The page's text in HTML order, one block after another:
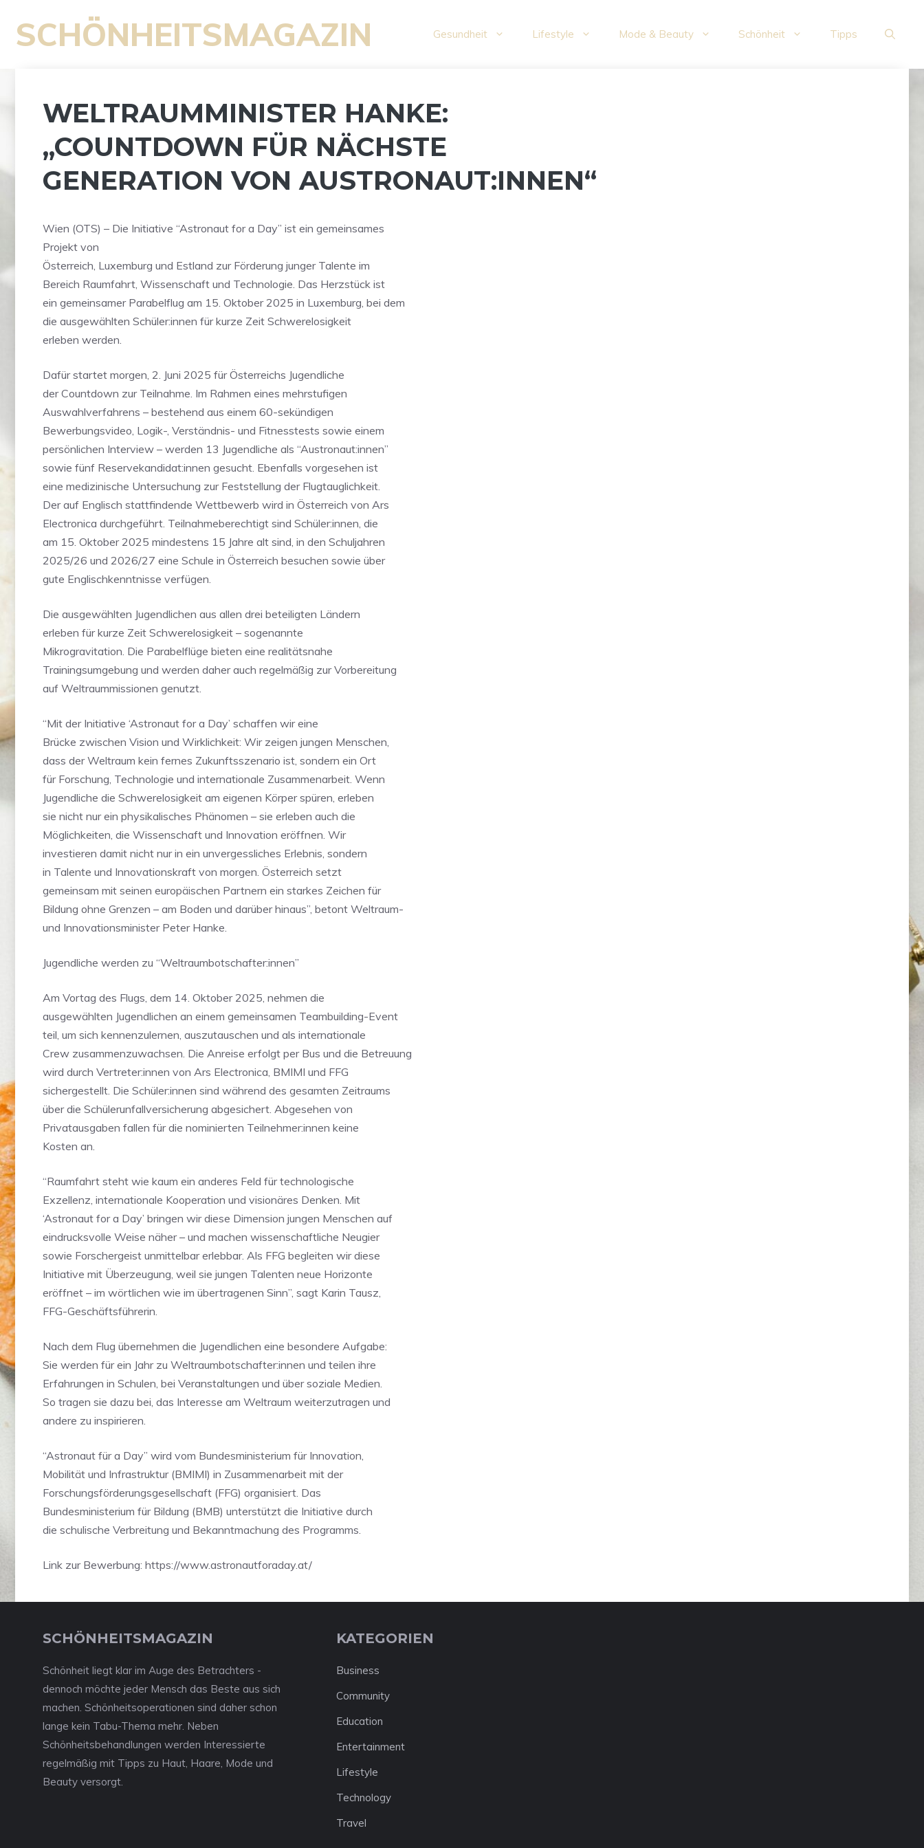
Inhalt
springen
SCHÖNHEITSMAGAZIN Gesundheit Lifestyle Mode & Beauty Schönheit Tipps
WELTRAUMMINISTER HANKE:
„COUNTDOWN FÜR NÄCHSTE
GENERATION VON AUSTRONAUT:INNEN“
Wien (OTS) – Die Initiative “Astronaut for a Day” ist ein gemeinsames
Projekt von
Österreich, Luxemburg und Estland zur Förderung junger Talente im
Bereich Raumfahrt, Wissenschaft und Technologie. Das Herzstück ist
ein gemeinsamer Parabelflug am 15. Oktober 2025 in Luxemburg, bei dem
die ausgewählten Schüler:innen für kurze Zeit Schwerelosigkeit
erleben werden.
Dafür startet morgen, 2. Juni 2025 für Österreichs Jugendliche
der Countdown zur Teilnahme. Im Rahmen eines mehrstufigen
Auswahlverfahrens – bestehend aus einem 60-sekündigen
Bewerbungsvideo, Logik-, Verständnis- und Fitnesstests sowie einem
persönlichen Interview – werden 13 Jugendliche als “Austronaut:innen”
sowie fünf Reservekandidat:innen gesucht. Ebenfalls vorgesehen ist
eine medizinische Untersuchung zur Feststellung der Flugtauglichkeit.
Der auf Englisch stattfindende Wettbewerb wird in Österreich von Ars
Electronica durchgeführt. Teilnahmeberechtigt sind Schüler:innen, die
am 15. Oktober 2025 mindestens 15 Jahre alt sind, in den Schuljahren
2025/26 und 2026/27 eine Schule in Österreich besuchen sowie über
gute Englischkenntnisse verfügen.
Die ausgewählten Jugendlichen aus allen drei beteiligten Ländern
erleben für kurze Zeit Schwerelosigkeit – sogenannte
Mikrogravitation. Die Parabelflüge bieten eine realitätsnahe
Trainingsumgebung und werden daher auch regelmäßig zur Vorbereitung
auf Weltraummissionen genutzt.
“Mit der Initiative ‘Astronaut for a Day’ schaffen wir eine
Brücke zwischen Vision und Wirklichkeit: Wir zeigen jungen Menschen,
dass der Weltraum kein fernes Zukunftsszenario ist, sondern ein Ort
für Forschung, Technologie und internationale Zusammenarbeit. Wenn
Jugendliche die Schwerelosigkeit am eigenen Körper spüren, erleben
sie nicht nur ein physikalisches Phänomen – sie erleben auch die
Möglichkeiten, die Wissenschaft und Innovation eröffnen. Wir
investieren damit nicht nur in ein unvergessliches Erlebnis, sondern
in Talente und Innovationskraft von morgen. Österreich setzt
gemeinsam mit seinen europäischen Partnern ein starkes Zeichen für
Bildung ohne Grenzen – am Boden und darüber hinaus”, betont Weltraum-
und Innovationsminister Peter Hanke.
Jugendliche werden zu “Weltraumbotschafter:innen”
Am Vortag des Flugs, dem 14. Oktober 2025, nehmen die
ausgewählten Jugendlichen an einem gemeinsamen Teambuilding-Event
teil, um sich kennenzulernen, auszutauschen und als internationale
Crew zusammenzuwachsen. Die Anreise erfolgt per Bus und die Betreuung
wird durch Vertreter:innen von Ars Electronica, BMIMI und FFG
sichergestellt. Die Schüler:innen sind während des gesamten Zeitraums
über die Schülerunfallversicherung abgesichert. Abgesehen von
Privatausgaben fallen für die nominierten Teilnehmer:innen keine
Kosten an.
“Raumfahrt steht wie kaum ein anderes Feld für technologische
Exzellenz, internationale Kooperation und visionäres Denken. Mit
‘Astronaut for a Day’ bringen wir diese Dimension jungen Menschen auf
eindrucksvolle Weise näher – und machen wissenschaftliche Neugier
sowie Forschergeist unmittelbar erlebbar. Als FFG begleiten wir diese
Initiative mit Überzeugung, weil sie jungen Talenten neue Horizonte
eröffnet – im wörtlichen wie im übertragenen Sinn”, sagt Karin Tausz,
FFG-Geschäftsführerin.
Nach dem Flug übernehmen die Jugendlichen eine besondere Aufgabe:
Sie werden für ein Jahr zu Weltraumbotschafter:innen und teilen ihre
Erfahrungen in Schulen, bei Veranstaltungen und über soziale Medien.
So tragen sie dazu bei, das Interesse am Weltraum weiterzutragen und
andere zu inspirieren.
“Astronaut für a Day” wird vom Bundesministerium für Innovation,
Mobilität und Infrastruktur (BMIMI) in Zusammenarbeit mit der
Forschungsförderungsgesellschaft (FFG) organisiert. Das
Bundesministerium für Bildung (BMB) unterstützt die Initiative durch
die schulische Verbreitung und Bekanntmachung des Programms.
Link zur Bewerbung: https://www.astronautforaday.at/
SCHÖNHEITSMAGAZIN
Schönheit liegt klar im Auge des Betrachters -
dennoch möchte jeder Mensch das Beste aus sich
machen. Schönheitsoperationen sind daher schon
lange kein Tabu-Thema mehr. Neben
Schönheitsbehandlungen werden Interessierte
regelmäßig mit Tipps zu Haut, Haare, Mode und
Beauty versorgt.
KATEGORIEN
Business
Community
Education
Entertainment
Lifestyle
Technology
Travel